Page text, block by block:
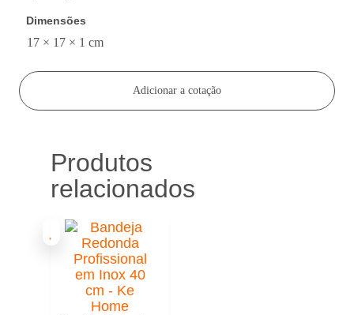
Dimensões
17 × 17 × 1 cm
Adicionar a cotação
Produtos
relacionados